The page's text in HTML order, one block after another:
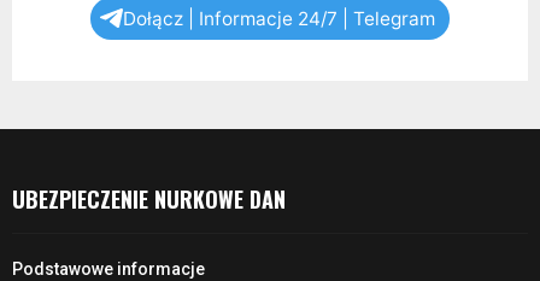
Dołącz | Informacje 24/7 | Telegram
UBEZPIECZENIE NURKOWE DAN
Podstawowe informacje